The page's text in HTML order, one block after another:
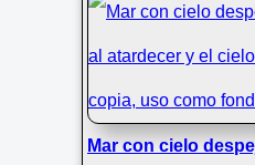
Mar con cielo